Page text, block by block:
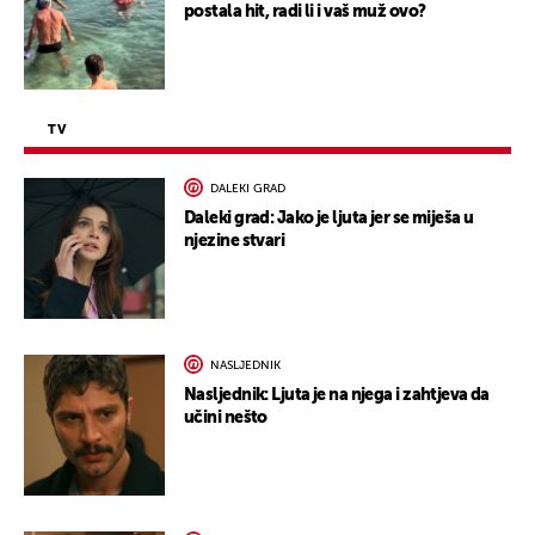
postala hit, radi li i vaš muž ovo?
TV
DALEKI GRAD
Daleki grad: Jako je ljuta jer se miješa u
njezine stvari
NASLJEDNIK
Nasljednik: Ljuta je na njega i zahtjeva da
učini nešto